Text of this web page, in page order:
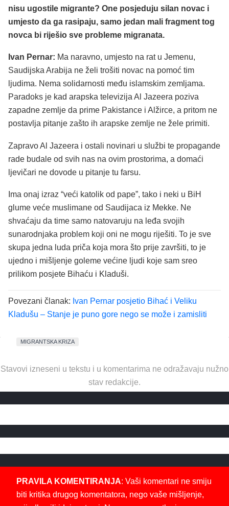
nisu ugostile migrante? One posjeduju silan novac i
umjesto da ga rasipaju, samo jedan mali fragment tog
novca bi riješio sve probleme migranata.
Ivan Pernar: Ma naravno, umjesto na rat u Jemenu,
Saudijska Arabija ne želi trošiti novac na pomoć tim
ljudima. Nema solidarnosti među islamskim zemljama.
Paradoks je kad arapska televizija Al Jazeera poziva
zapadne zemlje da prime Pakistance i Alžirce, a pritom ne
postavlja pitanje zašto ih arapske zemlje ne žele primiti.
Zapravo Al Jazeera i ostali novinari u službi te propagande
rade budale od svih nas na ovim prostorima, a domaći
ljevičari ne dovode u pitanje tu farsu.
Ima onaj izraz “veći katolik od pape”, tako i neki u BiH
glume veće muslimane od Saudijaca iz Mekke. Ne
shvaćaju da time samo natovaruju na leđa svojih
sunarodnjaka problem koji oni ne mogu riješiti. To je sve
skupa jedna luda priča koja mora što prije završiti, to je
ujedno i mišljenje goleme većine ljudi koje sam sreo
prilikom posjete Bihaću i Kladuši.
Povezani članak: Ivan Pernar posjetio Bihać i Veliku
Kladušu – Stanje je puno gore nego se može i zamisliti
MIGRANTSKA KRIZA
Stavovi izneseni u tekstu i u komentarima ne odražavaju nužno
stav redakcije.
PRAVILA KOMENTIRANJA: Vaši komentari ne smiju
biti kritika drugog komentatora, nego vaše mišljenje,